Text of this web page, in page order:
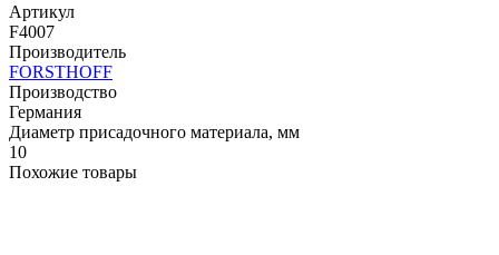
Артикул
F4007
Производитель
FORSTHOFF
Производство
Германия
Диаметр присадочного материала, мм
10
Похожие товары